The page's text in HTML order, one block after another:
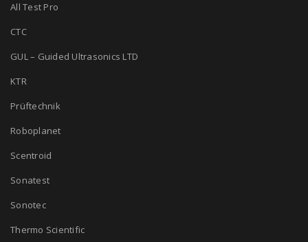
All Test Pro
CTC
GUL – Guided Ultrasonics LTD
KTR
Prüftechnik
Roboplanet
Scentroid
Sonatest
Sonotec
Thermo Scientific